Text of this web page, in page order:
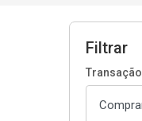
Filtrar
Transação